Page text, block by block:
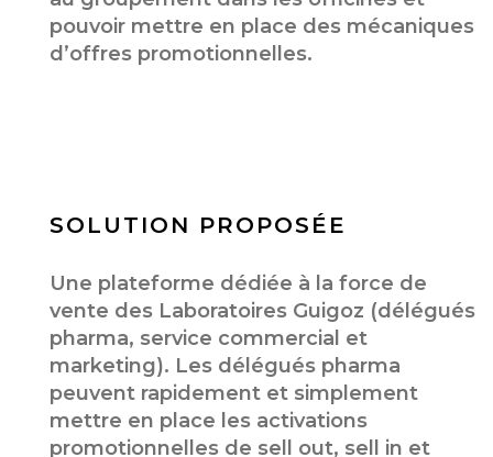
pouvoir mettre en place des mécaniques
d’offres promotionnelles.
SOLUTION PROPOSÉE
Une plateforme dédiée à la force de
vente des Laboratoires Guigoz (délégués
pharma, service commercial et
marketing). Les délégués pharma
peuvent rapidement et simplement
mettre en place les activations
promotionnelles de sell out, sell in et